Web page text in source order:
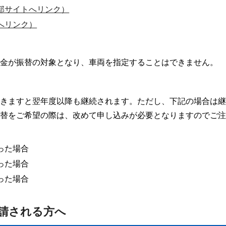
イトへリンク）
ンク）
が振替の対象となり、車両を指定することはできません。
ますと翌年度以降も継続されます。ただし、下記の場合は
をご希望の際は、改めて申し込みが必要となりますのでご
た場合
た場合
た場合
される方へ